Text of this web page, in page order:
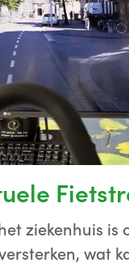
ziekenhuis is
wat